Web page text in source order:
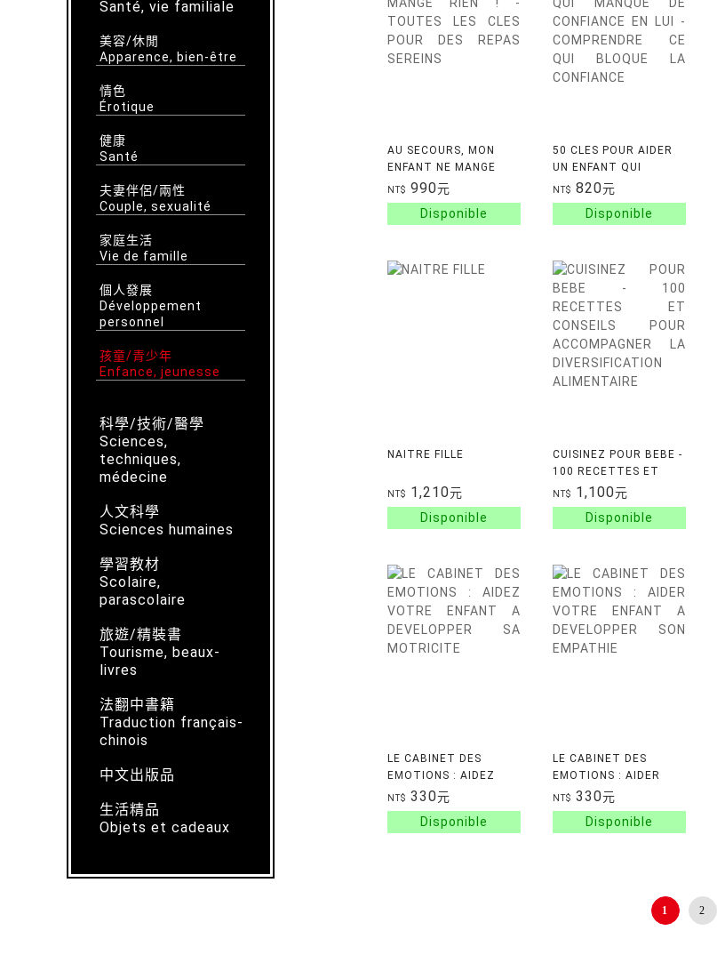
Santé, vie familiale
美容/休閒
Apparence, bien-être
情色
Érotique
健康
Santé
夫妻伴侶/兩性
Couple, sexualité
家庭生活
Vie de famille
個人發展
Développement
personnel
孩童/青少年
Enfance, jeunesse
科學/技術/醫學
Sciences,
techniques,
médecine
人文科學
Sciences humaines
學習教材
Scolaire,
parascolaire
旅遊/精裝書
Tourisme, beaux-
livres
法翻中書籍
Traduction français-
chinois
中文出版品
生活精品
Objets et cadeaux
AU SECOURS, MON
ENFANT NE MANGE
RIEN ! - TOUTES LES
CLES POUR DES REPAS
SEREINS
NT$ 990元
50 CLES POUR AIDER
UN ENFANT QUI
MANQUE DE
CONFIANCE EN LUI -
COMPRENDRE CE QUI
NT$ 820元
NAITRE FILLE
NT$ 1,210元
CUISINEZ POUR BEBE -
100 RECETTES ET
CONSEILS POUR
ACCOMPAGNER LA
DIVERSIFICATION
NT$ 1,100元
LE CABINET DES
EMOTIONS : AIDEZ
VOTRE ENFANT A
DEVELOPPER SA
MOTRICITE
NT$ 330元
LE CABINET DES
EMOTIONS : AIDER
VOTRE ENFANT A
DEVELOPPER SON
EMPATHIE
NT$ 330元
1 2